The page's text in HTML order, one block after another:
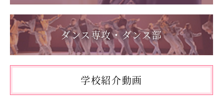
個人情報保護
2026.05.17
「第62回東日本選手権大会」に出場しました。
2026.05.10
「国民スポーツ大会東京都予選」に出場しました。
2026.05.03
「THE DANCE WORLDS 2026」に出場しました。
2026.04.27
ダンス専攻・ダンス部
学校紹介動画